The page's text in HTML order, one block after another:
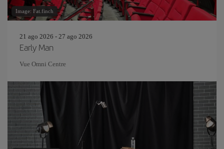
Image: Fat.finch
21 ago 2026 - 27 ago 2026
Early Man
Vue Omni Centre